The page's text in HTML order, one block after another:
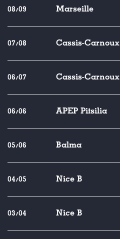
08/09 Marseille
07/08 Cassis-Carnoux
06/07 Cassis-Carnoux
06/06 APEP Pitsilia
05/06 Balma
04/05 Nice B
03/04 Nice B